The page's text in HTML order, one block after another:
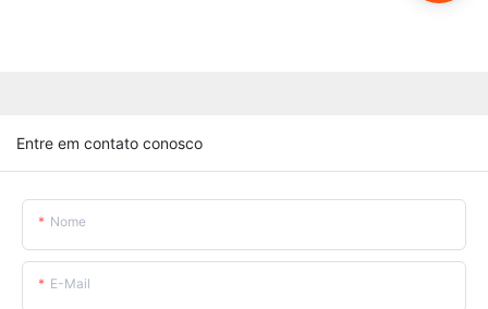
Entre em contato conosco
Nome
E-Mail